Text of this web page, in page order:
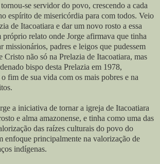
se servidor do povo, crescendo a cada
espírito de misericórdia para com todos. Veio
de Itacoatiara e dar um novo rosto a essa
relato onde Jorge afirmava que tinha
missionários, padres e leigos que pudessem
Cristo não só na Prelazia de Itacoatiara, mas
bispo desta Prelazia em 1978,
fim de sua vida com os mais pobres e na
a iniciativa de tornar a igreja de Itacoatiara
e alma amazonense, e tinha como uma das
das raízes culturais do povo do
enfoque principalmente na valorização de
indígenas.